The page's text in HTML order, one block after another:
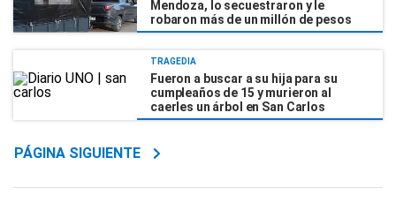
Mendoza, lo secuestraron y le
robaron más de un millón de pesos
TRAGEDIA
Fueron a buscar a su hija para su
cumpleaños de 15 y murieron al
caerles un árbol en San Carlos
PÁGINA SIGUIENTE